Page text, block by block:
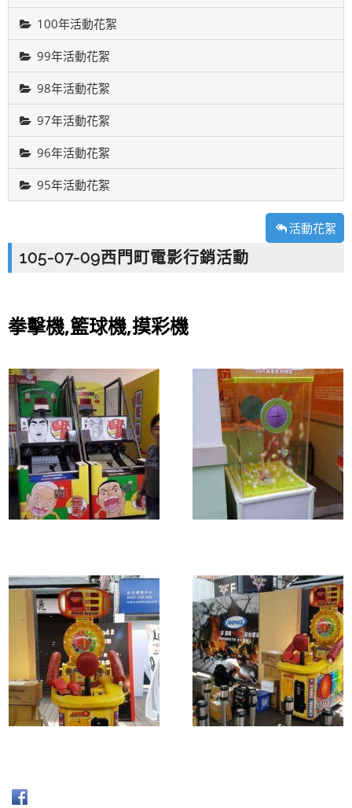
100年活動花絮
99年活動花絮
98年活動花絮
97年活動花絮
96年活動花絮
95年活動花絮
活動花絮
105-07-09西門町電影行銷活動
拳擊機,籃球機,摸彩機